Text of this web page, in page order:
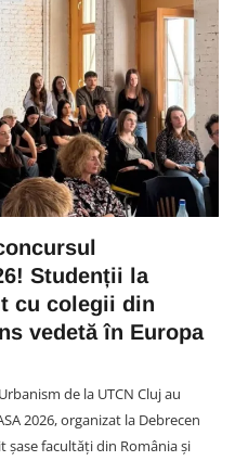
Studenții la
cu colegii din
vedetă în Europa
de la UTCN Cluj au
2026, organizat la Debrecen
șase facultăți din România și